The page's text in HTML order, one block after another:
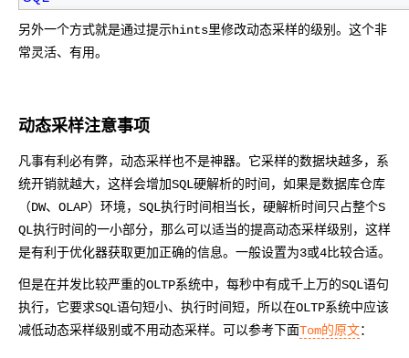
另外一个方式就是通过提示hints里修改动态采样的级别。这个非
常灵活、有用。
动态采样注意事项
凡事有利必有弊，动态采样也不是神器。它采样的数据块越多，系
统开销就越大，这样会增加SQL硬解析的时间，如果是数据库仓库
（DW、OLAP）环境，SQL执行时间相当长，硬解析时间只占整个S
QL执行时间的一小部分，那么可以适当的提高动态采样级别，这样
是有利于优化器获取更加正确的信息。一般设置为3或4比较合适。
但是在并发比较严重的OLTP系统中，每秒中有成千上万的SQL语句
执行，它要求SQL语句短小、执行时间短，所以在OLTP系统中应该
减低动态采样级别或不用动态采样。可以参考下面Tom的原文：